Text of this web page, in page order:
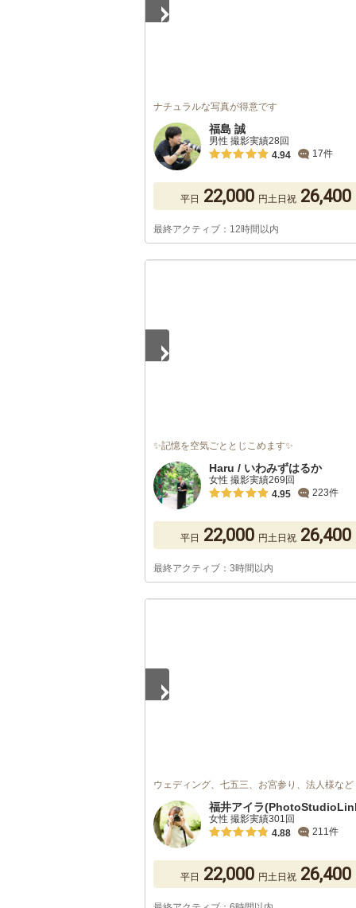
ナチュラルな写真が得意です
福島 誠
男性 撮影実績28回
4.94
17件
平日 22,000 円土日祝 26,400
最終アクティブ：12時間以内
✨記憶を空気ごととじこめます✨
Haru / いわみずはるか
女性 撮影実績269回
4.95
223件
平日 22,000 円土日祝 26,400
最終アクティブ：3時間以内
ウェディング、七五三、お宮参り、法人様など
福井アイラ
女性 撮影実績301回
4.88
211件
平日 22,000 円土日祝 26,400